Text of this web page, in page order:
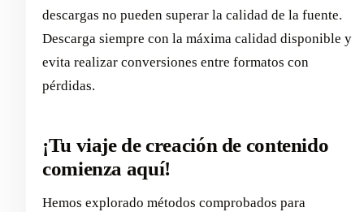
descargas no pueden superar la calidad de la fuente.
Descarga siempre con la máxima calidad disponible y
evita realizar conversiones entre formatos con
pérdidas.
¡Tu viaje de creación de contenido
comienza aquí!
Hemos explorado métodos comprobados para